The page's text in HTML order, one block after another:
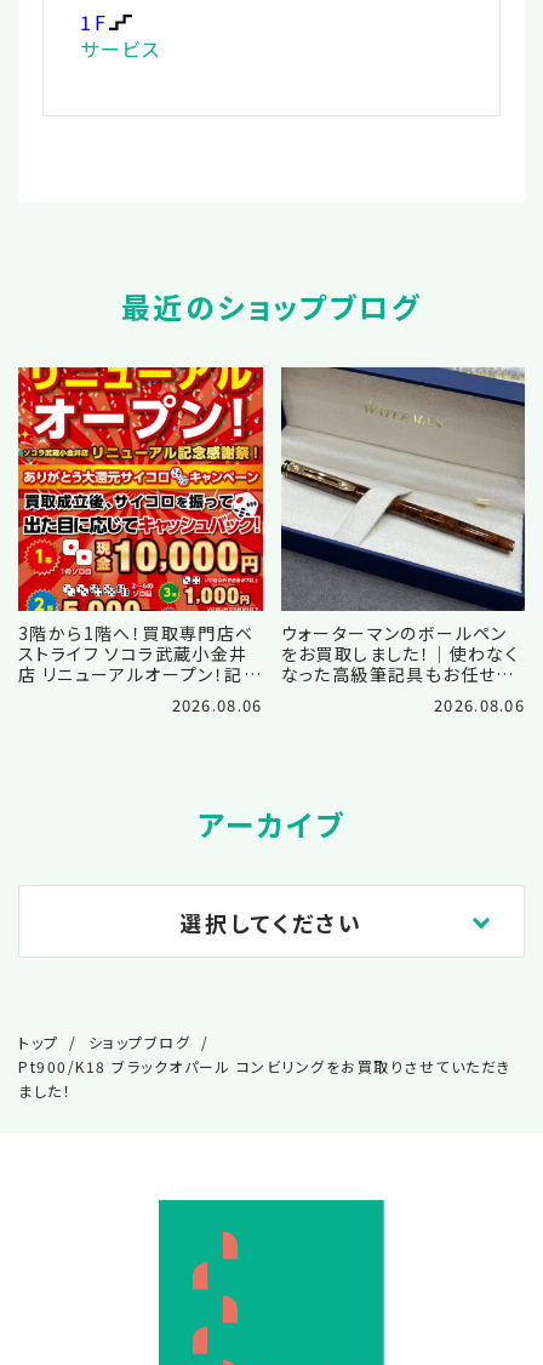
1F
サービス
最近のショップブログ
3階から1階へ！買取専門店ベ
ストライフ ソコラ武蔵小金井
店 リニューアルオープン！記念
買取キャンペーン開催中！
2026.08.06
ウォーターマンのボールペン
をお買取しました！｜使わなく
なった高級筆記具もお任せく
2026.08.06
アーカイブ
選択してください
2026.07
トップ
ショップブログ
Pt900/K18 ブラックオパール コンビリングをお買取りさせていただき
ました！